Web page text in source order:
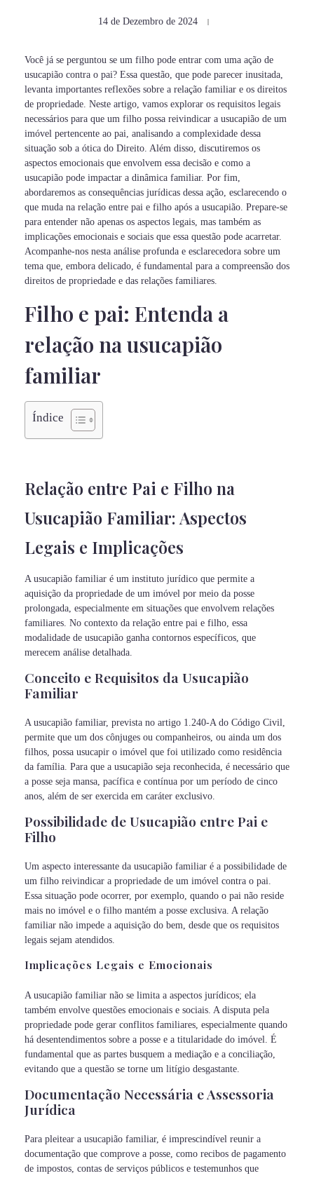
14 de Dezembro de 2024
Você já se perguntou se um filho pode entrar com uma ação de
usucapião contra o pai? Essa questão, que pode parecer inusitada,
levanta importantes reflexões sobre a relação familiar e os direitos
de propriedade. Neste artigo, vamos explorar os requisitos legais
necessários para que um filho possa reivindicar a usucapião de um
imóvel pertencente ao pai, analisando a complexidade dessa
situação sob a ótica do Direito. Além disso, discutiremos os
aspectos emocionais que envolvem essa decisão e como a
usucapião pode impactar a dinâmica familiar. Por fim,
abordaremos as consequências jurídicas dessa ação, esclarecendo o
que muda na relação entre pai e filho após a usucapião. Prepare-se
para entender não apenas os aspectos legais, mas também as
implicações emocionais e sociais que essa questão pode acarretar.
Acompanhe-nos nesta análise profunda e esclarecedora sobre um
tema que, embora delicado, é fundamental para a compreensão dos
direitos de propriedade e das relações familiares.
Filho e pai: Entenda a
relação na usucapião
familiar
Índice
Relação entre Pai e Filho na
Usucapião Familiar: Aspectos
Legais e Implicações
A usucapião familiar é um instituto jurídico que permite a
aquisição da propriedade de um imóvel por meio da posse
prolongada, especialmente em situações que envolvem relações
familiares. No contexto da relação entre pai e filho, essa
modalidade de usucapião ganha contornos específicos, que
merecem análise detalhada.
Conceito e Requisitos da Usucapião
Familiar
A usucapião familiar, prevista no artigo 1.240-A do Código Civil,
permite que um dos cônjuges ou companheiros, ou ainda um dos
filhos, possa usucapir o imóvel que foi utilizado como residência
da família. Para que a usucapião seja reconhecida, é necessário que
a posse seja mansa, pacífica e contínua por um período de cinco
anos, além de ser exercida em caráter exclusivo.
Possibilidade de Usucapião entre Pai e
Filho
Um aspecto interessante da usucapião familiar é a possibilidade de
um filho reivindicar a propriedade de um imóvel contra o pai.
Essa situação pode ocorrer, por exemplo, quando o pai não reside
mais no imóvel e o filho mantém a posse exclusiva. A relação
familiar não impede a aquisição do bem, desde que os requisitos
legais sejam atendidos.
Implicações Legais e Emocionais
A usucapião familiar não se limita a aspectos jurídicos; ela
também envolve questões emocionais e sociais. A disputa pela
propriedade pode gerar conflitos familiares, especialmente quando
há desentendimentos sobre a posse e a titularidade do imóvel. É
fundamental que as partes busquem a mediação e a conciliação,
evitando que a questão se torne um litígio desgastante.
Documentação Necessária e Assessoria
Jurídica
Para pleitear a usucapião familiar, é imprescindível reunir a
documentação que comprove a posse, como recibos de pagamento
de impostos, contas de serviços públicos e testemunhos que